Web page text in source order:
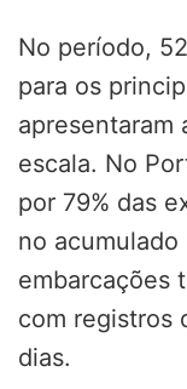
No período,
para os
apresentaram
escala. No
por 79% das
no acumulado
embarcações
com registros
dias.